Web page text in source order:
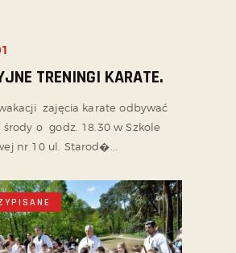
TRENINGI KARATE.
zajęcia karate odbywać
środy o godz. 18.30 w Szkole
nr 10 ul. Starod�...